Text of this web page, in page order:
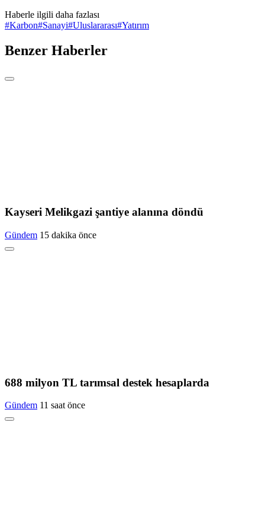
Haberle ilgili daha fazlası
#Karbon#Sanayi#Uluslararası#Yatırım
Benzer Haberler
Kayseri Melikgazi şantiye alanına döndü
Gündem 15 dakika önce
688 milyon TL tarımsal destek hesaplarda
Gündem 11 saat önce